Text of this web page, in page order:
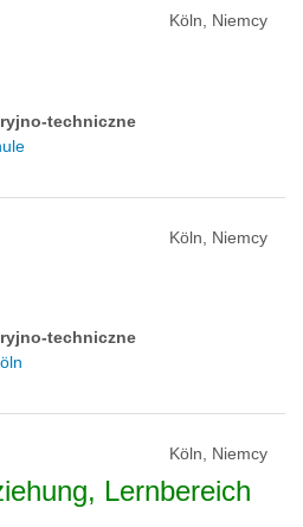
Köln, Niemcy
techniczne
Köln, Niemcy
techniczne
Köln, Niemcy
Lernbereich